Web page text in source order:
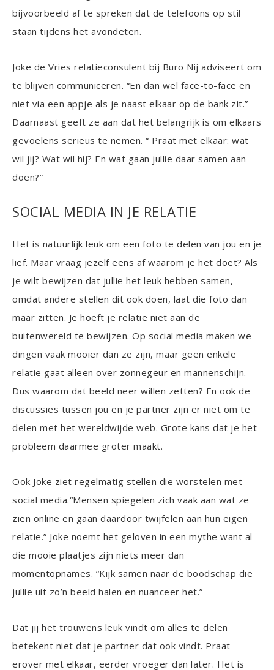
bijvoorbeeld af te spreken dat de telefoons op stil
staan tijdens het avondeten.
Joke de Vries relatieconsulent bij Buro Nij adviseert om
te blijven communiceren. “En dan wel face-to-face en
niet via een appje als je naast elkaar op de bank zit.”
Daarnaast geeft ze aan dat het belangrijk is om elkaars
gevoelens serieus te nemen. “ Praat met elkaar: wat
wil jij? Wat wil hij? En wat gaan jullie daar samen aan
doen?”
SOCIAL MEDIA IN JE RELATIE
Het is natuurlijk leuk om een foto te delen van jou en je
lief. Maar vraag jezelf eens af waarom je het doet? Als
je wilt bewijzen dat jullie het leuk hebben samen,
omdat andere stellen dit ook doen, laat die foto dan
maar zitten. Je hoeft je relatie niet aan de
buitenwereld te bewijzen. Op social media maken we
dingen vaak mooier dan ze zijn, maar geen enkele
relatie gaat alleen over zonnegeur en mannenschijn.
Dus waarom dat beeld neer willen zetten? En ook de
discussies tussen jou en je partner zijn er niet om te
delen met het wereldwijde web. Grote kans dat je het
probleem daarmee groter maakt.
Ook Joke ziet regelmatig stellen die worstelen met
social media.“Mensen spiegelen zich vaak aan wat ze
zien online en gaan daardoor twijfelen aan hun eigen
relatie.” Joke noemt het geloven in een mythe want al
die mooie plaatjes zijn niets meer dan
momentopnames. “Kijk samen naar de boodschap die
jullie uit zo’n beeld halen en nuanceer het.”
Dat jij het trouwens leuk vindt om alles te delen
betekent niet dat je partner dat ook vindt. Praat
erover met elkaar, eerder vroeger dan later. Het is